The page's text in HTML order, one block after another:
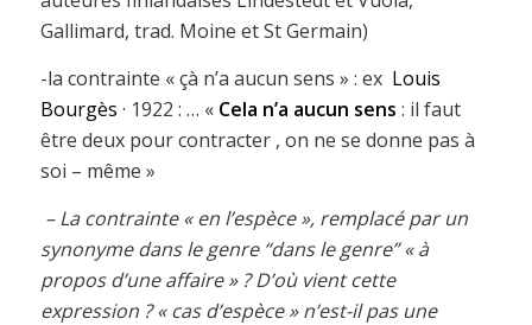
Gallimard, trad. Moine et St Germain)
-la contrainte « çà n’a aucun sens » : ex Louis
Bourgès · 1922 : … « Cela n’a aucun sens : il faut
être deux pour contracter , on ne se donne pas à
soi – même »
– La contrainte « en l’espèce », remplacé par un
synonyme dans le genre “dans le genre” « à
propos d’une affaire » ? D’où vient cette
expression ? « cas d’espèce » n’est-il pas une